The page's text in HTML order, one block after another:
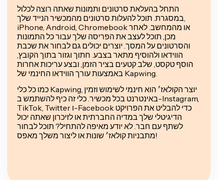
התחל בהעלאת סרטונים ותמונות שאתה רוצה לכלול
במסגרת. תוכל להעלות סרטונים מהמכשיר הנייד שלך,
iPhone, Android, Chromebook או מהמחשב. לאחר
מכן, תוכל לעצב את הפריסה שלך עבור כל התמונות
והסרטונים על המסך. יוצרים יכולים גם לבחור את שכבת
הווידאו ולהוסיף מתאר בצבע. חתוך וגזור בתוך הקובץ,
הוסף טקסט, שלב קטעים בציר הזמן, ובצע עריכות אחרות
באמצעות עורך הווידאו החינמי של Kapwing.
כמו כל כלי Kapwing, יוצר הקולאז׳ הוא חינמי לשימוש וזמין
באינטרנט בכל מכשיר. כלי זה כיף להשתמש ב-Instagram,
TikTok, Twitter ו-Facebook כדי להבליט את הפרויקט
הדיגיטלי שלך במדיה החברתית או לזיכרון שאתה יכול
לשתף עם חבר. לא יודע מאיפה להתחיל? תוכל לבחור
מתבניות קולאז׳ שונות או ליצור משלך מאפס!